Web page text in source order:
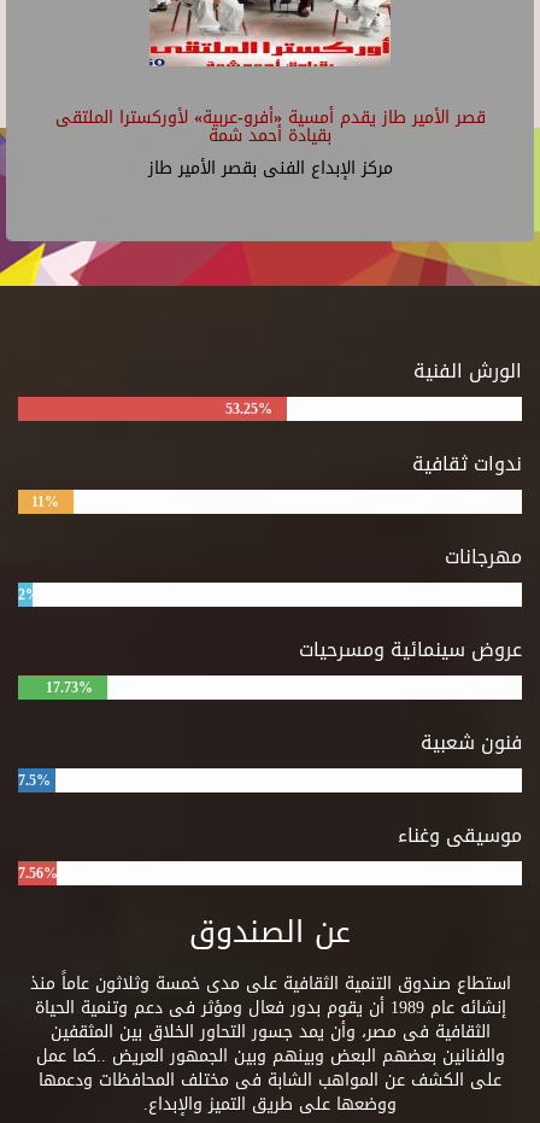
قصر الأمير طاز يقدم أمسية «أفرو-عربية» لأوركسترا الملتقى
بقيادة أحمد شمة
مركز الإبداع الفنى بقصر الأمير طاز
الورش الفنية
53.25%
ندوات ثقافية
11%
مهرجانات
2%
عروض سينمائية ومسرحيات
17.73%
فنون شعبية
7.5%
موسيقى وغناء
7.56%
عن الصندوق
استطاع صندوق التنمية الثقافية على مدى خمسة وثلاثون عاماً منذ
إنشائه عام 1989 أن يقوم بدور فعال ومؤثر فى دعم وتنمية الحياة
الثقافية فى مصر، وأن يمد جسور التحاور الخلاق بين المثقفين
والفنانين بعضهم البعض وبينهم وبين الجمهور العريض ..كما عمل
على الكشف عن المواهب الشابة فى مختلف المحافظات ودعمها
ووضعها على طريق التميز والإبداع.